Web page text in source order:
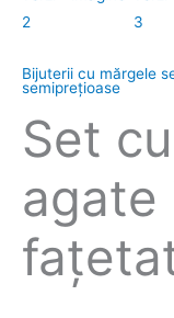
Bijuterii cu mărgele
semipreţioase
Set
agate